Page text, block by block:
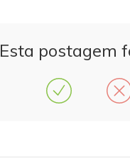
Esta postagem